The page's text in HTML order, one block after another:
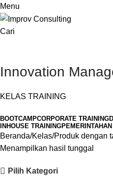
Menu
Cari
Innovation
KELAS TRAINING
BOOTCAMPCORPORATE TRAINING
INHOUSE TRAININGPEMERINTAHAN
Beranda Kelas Produk dengan
Menampilkan hasil tunggal
Pilih Kategori